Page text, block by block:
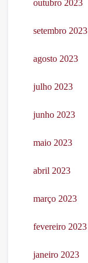
outubro 2023
setembro 2023
agosto 2023
julho 2023
junho 2023
maio 2023
abril 2023
março 2023
fevereiro 2023
janeiro 2023